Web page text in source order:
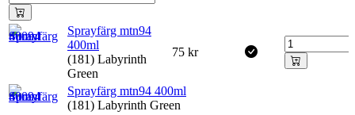
Sprayfärg mtn94
400ml
(181) Labyrinth
Green
75 kr
Sprayfärg mtn94 400ml
(181) Labyrinth Green